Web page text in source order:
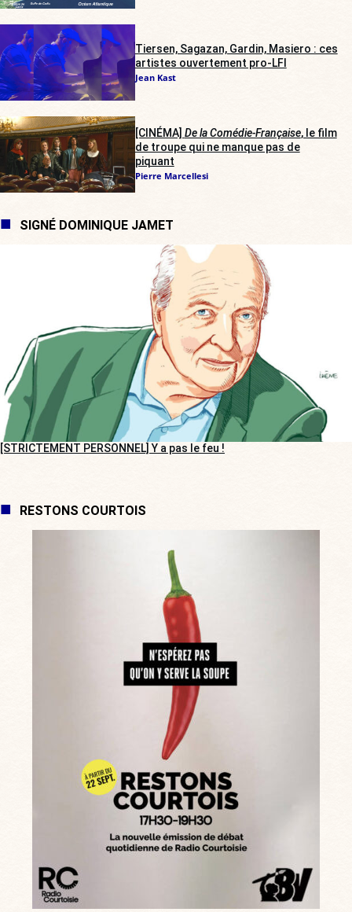
Tiersen, Sagazan, Gardin, Masiero : ces
artistes ouvertement pro-LFI
Jean Kast
[CINÉMA] De la Comédie-Française, le film
de troupe qui ne manque pas de
piquant
Pierre Marcellesi
SIGNÉ DOMINIQUE JAMET
[STRICTEMENT PERSONNEL] Y a pas le feu !
RESTONS COURTOIS